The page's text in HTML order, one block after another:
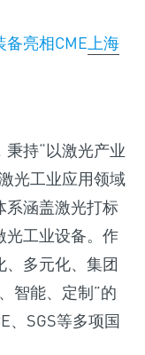
备亮相CME 上海
秉持“以激光产业
光工业应用领域
系涵盖激光打标
光工业设备。作
、多元化、集团
智能、定制”的
、SGS等多项国